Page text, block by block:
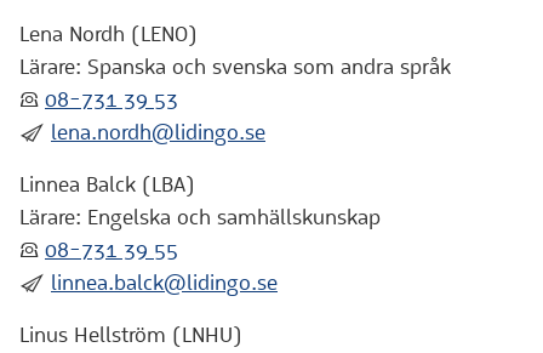
Lena Nordh (LENO)
Lärare: Spanska och svenska som andra språk
:telefon: 08-731 39 53
:skicka: lena.nordh@lidingo.se
Linnea Balck (LBA)
Lärare: Engelska och samhällskunskap
:telefon: 08-731 39 55
:skicka: linnea.balck@lidingo.se
Linus Hellström (LNHU)